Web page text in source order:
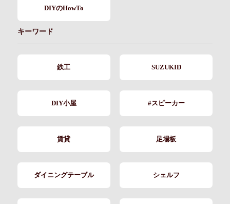
DIYのHowTo
キーワード
鉄工 SUZUKID
DIY小屋 #スピーカー
賃貸 足場板
ダイニングテーブル シェルフ